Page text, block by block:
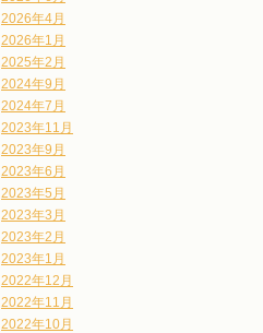
2026年4月
2026年1月
2025年2月
2024年9月
2024年7月
2023年11月
2023年9月
2023年6月
2023年5月
2023年3月
2023年2月
2023年1月
2022年12月
2022年11月
2022年10月